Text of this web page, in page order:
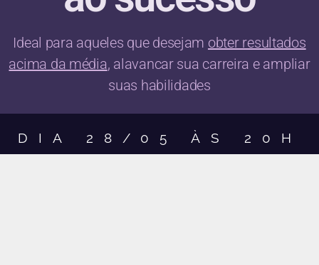
Ideal para aqueles que desejam obter resultados
acima da média, alavancar sua carreira e ampliar
suas habilidades
DIA 28/05​ ÀS 20H